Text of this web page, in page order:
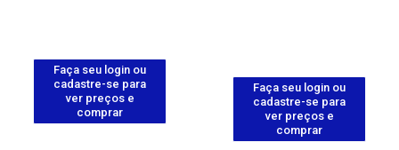
Faça seu login ou
cadastre-se para
ver preços e
comprar
Faça seu login ou
cadastre-se para
ver preços e
comprar